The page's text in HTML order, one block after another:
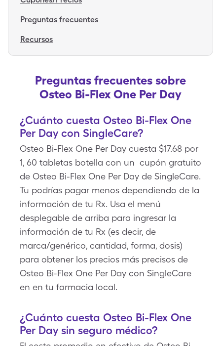
Preguntas frecuentes
Recursos
Preguntas frecuentes sobre
Osteo Bi-Flex One Per Day
¿Cuánto cuesta Osteo Bi-Flex One
Per Day con SingleCare?
Osteo Bi-Flex One Per Day cuesta $17.68 por
1, 60 tabletas botella con un cupón gratuito
de Osteo Bi-Flex One Per Day de SingleCare.
Tu podrías pagar menos dependiendo de la
información de tu Rx. Usa el menú
desplegable de arriba para ingresar la
información de tu Rx (es decir, de
marca/genérico, cantidad, forma, dosis)
para obtener los precios más precisos de
Osteo Bi-Flex One Per Day con SingleCare
en en tu farmacia local.
¿Cuánto cuesta Osteo Bi-Flex One
Per Day sin seguro médico?